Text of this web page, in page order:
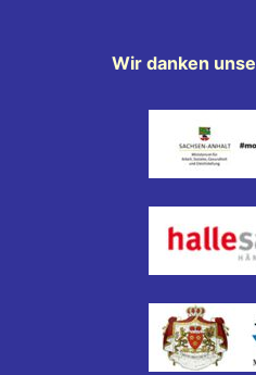
Wir danken